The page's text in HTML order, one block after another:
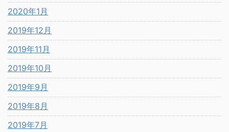
2020年1月
2019年12月
2019年11月
2019年10月
2019年9月
2019年8月
2019年7月